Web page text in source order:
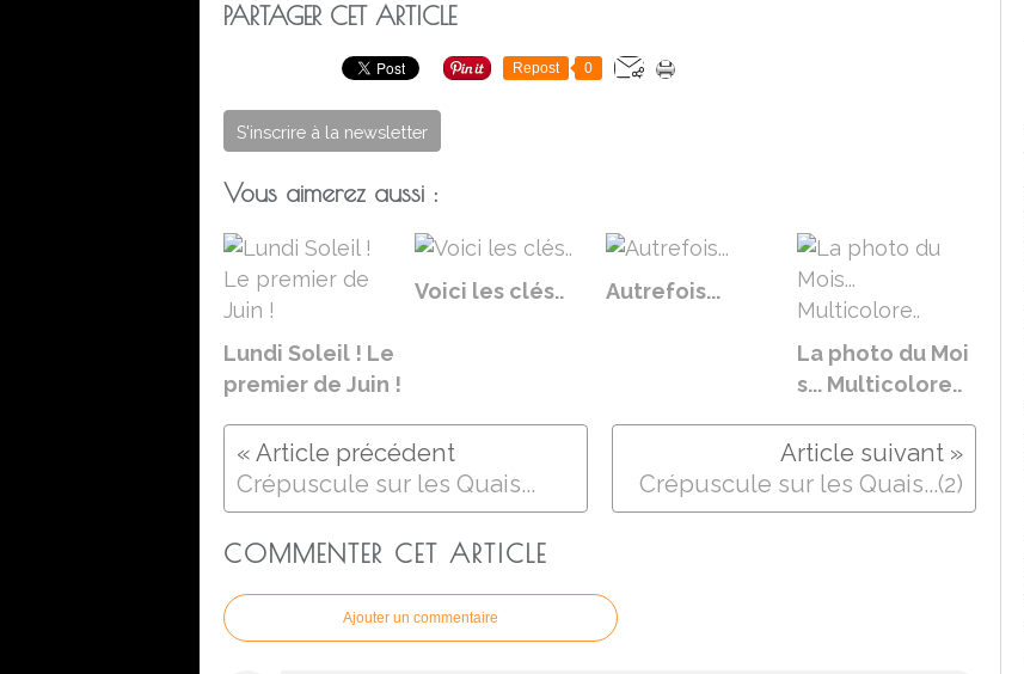
PARTAGER CET ARTICLE
Repost 0
S'inscrire à la newsletter
Vous aimerez aussi :
Lundi Soleil ! Le
premier de Juin !
Voici les clés.. Autrefois...
La photo du Moi
s... Multicolore..
Crépuscule sur les Quais... Crépuscule sur les Quais...(2)
COMMENTER CET ARTICLE
Ajouter un commentaire